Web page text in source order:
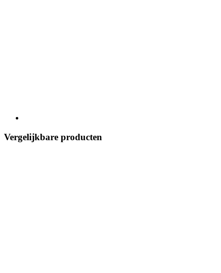
Vergelijkbare producten